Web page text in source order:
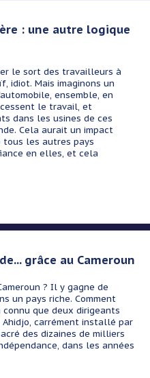
: une autre logique
sort des travailleurs à
idiot. Mais imaginons un
ensemble, en
le travail, et
dans les usines de ces
Cela aurait un impact
tous les autres pays
en elles, et cela
grâce au Cameroun
? Il y gagne de
un pays riche. Comment
connu que deux dirigeants
Ahidjo, carrément installé par
des dizaines de milliers
dans les années